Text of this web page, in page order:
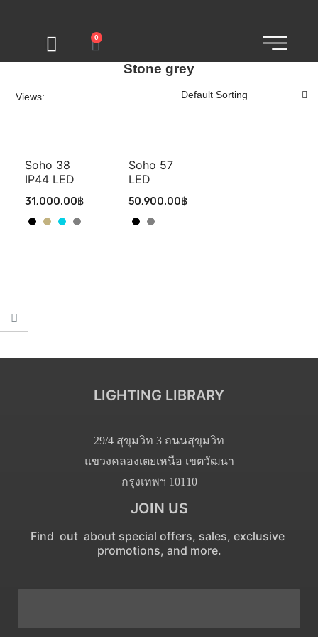
0
Stone grey
Views:
Soho 38
IP44 LED
31,000.00฿
Soho 57
LED
50,900.00฿
LIGHTING LIBRARY
29/4 สุขุมวิท 3 ถนนสุขุมวิท
แขวงคลองเตยเหนือ เขตวัฒนา
กรุงเทพฯ 10110
JOIN US
Find out about special offers, sales, exclusive
promotions, and more.